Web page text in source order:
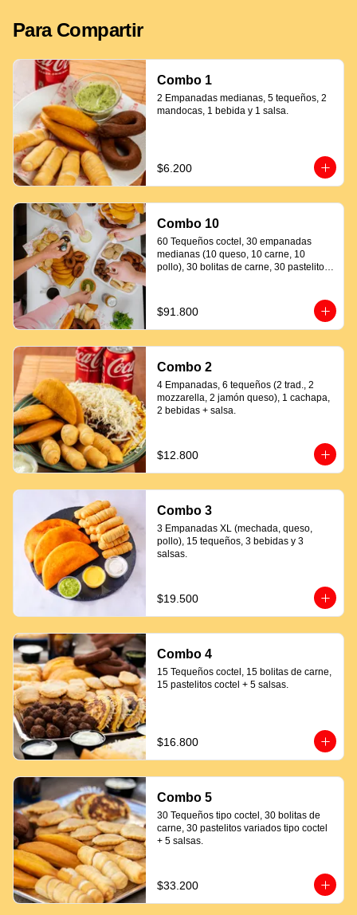
Para Compartir
Combo 1
2 Empanadas medianas, 5 tequeños, 2
mandocas, 1 bebida y 1 salsa.
$6.200
Combo 10
60 Tequeños coctel, 30 empanadas
medianas (10 queso, 10 carne, 10
pollo), 30 bolitas de carne, 30 pastelitos
$91.800
Combo 2
4 Empanadas, 6 tequeños (2 trad., 2
mozzarella, 2 jamón queso), 1 cachapa,
2 bebidas + salsa.
$12.800
Combo 3
3 Empanadas XL (mechada, queso,
pollo), 15 tequeños, 3 bebidas y 3
salsas.
$19.500
Combo 4
15 Tequeños coctel, 15 bolitas de carne,
15 pastelitos coctel + 5 salsas.
$16.800
Combo 5
30 Tequeños tipo coctel, 30 bolitas de
carne, 30 pastelitos variados tipo coctel
+ 5 salsas.
$33.200